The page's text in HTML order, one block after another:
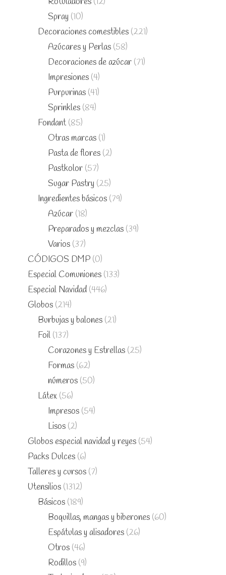
Spray (10)
Decoraciones comestibles (221)
Azúcares y Perlas (58)
Decoraciones de azúcar (71)
Impresiones (4)
Purpurinas (41)
Sprinkles (84)
Fondant (85)
Otras marcas (1)
Pasta de flores (2)
Pastkolor (57)
Sugar Pastry (25)
Ingredientes básicos (79)
Azúcar (18)
Preparados y mezclas (39)
Varios (37)
CÓDIGOS DMP (0)
Especial Comuniones (133)
Especial Navidad (446)
Globos (214)
Burbujas y balones (21)
Foil (137)
Corazones y Estrellas (25)
Formas (62)
números (50)
Látex (56)
Impresos (54)
Lisos (2)
Globos especial navidad y reyes (54)
Packs Dulces (6)
Talleres y cursos (7)
Utensilios (1312)
Básicos (189)
Boquillas, mangas y biberones (60)
Espátulas y alisadores (26)
Otros (46)
Rodillos (9)